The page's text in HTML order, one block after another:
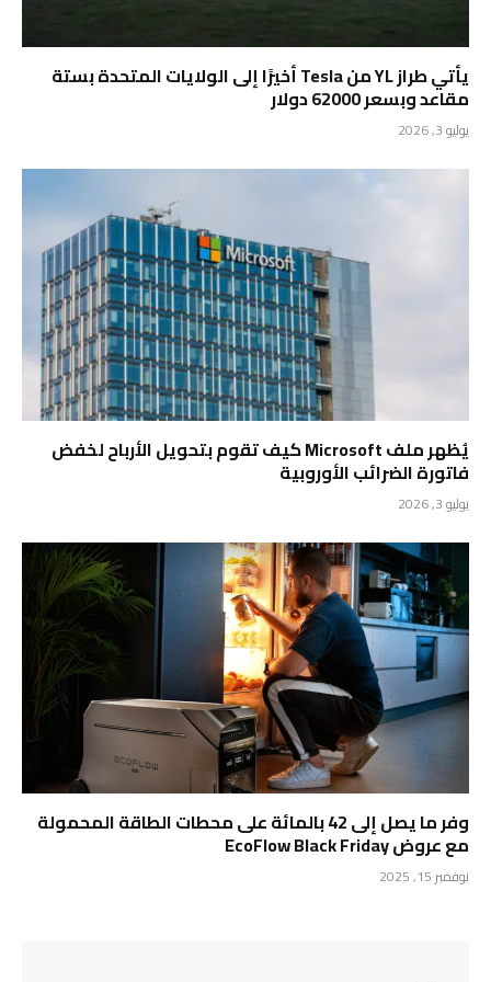
يأتي طراز YL من Tesla أخيرًا إلى الولايات المتحدة بستة
مقاعد وبسعر 62000 دولار
يوليو 3, 2026
يُظهر ملف Microsoft كيف تقوم بتحويل الأرباح لخفض
فاتورة الضرائب الأوروبية
يوليو 3, 2026
وفر ما يصل إلى 42 بالمائة على محطات الطاقة المحمولة
مع عروض EcoFlow Black Friday
نوفمبر 15, 2025